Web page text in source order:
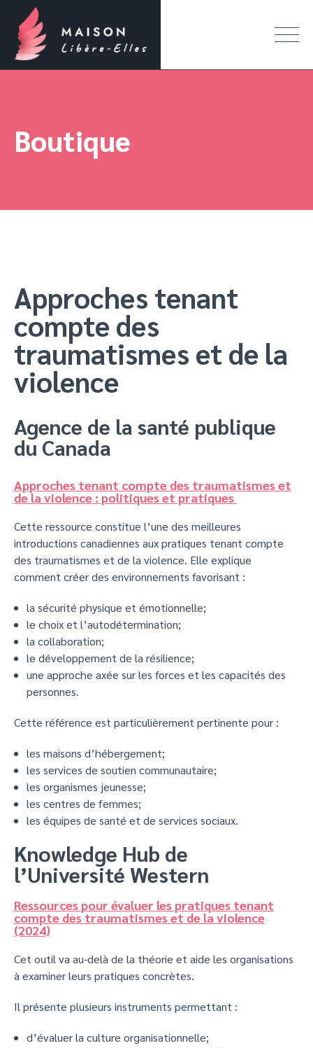
Boutique
Approches tenant
compte des
traumatismes et de la
violence
Agence de la santé publique
du Canada
Approches tenant compte des traumatismes et
de la violence : politiques et pratiques
Cette ressource constitue l’une des meilleures
introductions canadiennes aux pratiques tenant compte
des traumatismes et de la violence. Elle explique
comment créer des environnements favorisant :
la sécurité physique et émotionnelle;
le choix et l’autodétermination;
la collaboration;
le développement de la résilience;
une approche axée sur les forces et les capacités des
personnes.
Cette référence est particulièrement pertinente pour :
les maisons d’hébergement;
les services de soutien communautaire;
les organismes jeunesse;
les centres de femmes;
les équipes de santé et de services sociaux.
Knowledge Hub de
l’Université Western
Ressources pour évaluer les pratiques tenant
compte des traumatismes et de la violence
(2024)
Cet outil va au-delà de la théorie et aide les organisations
à examiner leurs pratiques concrètes.
Il présente plusieurs instruments permettant :
d’évaluer la culture organisationnelle;